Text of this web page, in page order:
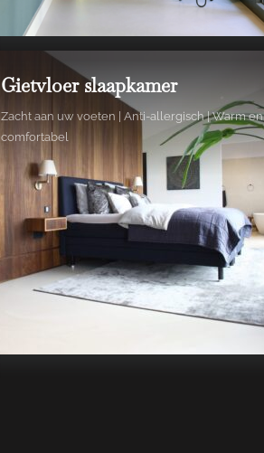
Gietvloer slaapkamer
Zacht aan uw voeten | Anti-allergisch | Warm en
comfortabel